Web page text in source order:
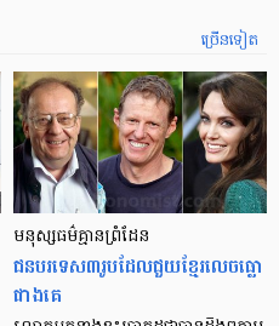
ច្រើនទៀត
មនុស្ស​ធម៌​គ្មាន​ព្រំដែន
ជន​បរទេស​៣​រូប​ដែល​ជួយ​ខ្មែរ​លេច​ធ្លោ​
ជាង​គេ